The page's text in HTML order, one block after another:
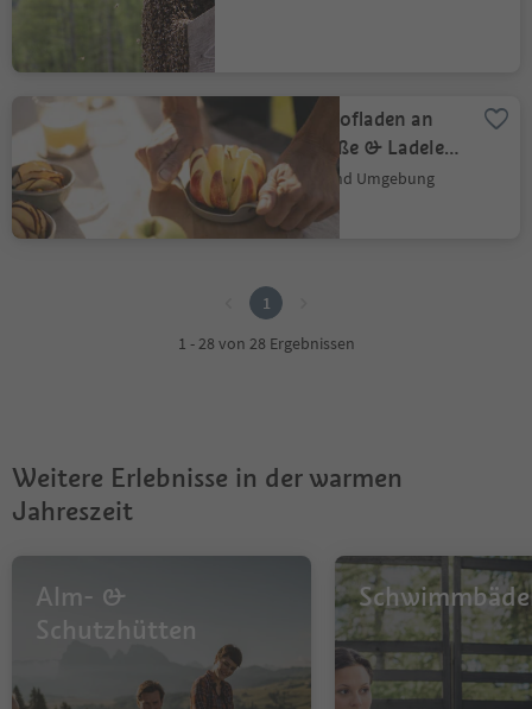
Klasenhof: Hofladen an
der Weinstraße & Ladele
am Hof
Nals, Meran und Umgebung
1
1 - 28 von 28 Ergebnissen
Weitere Erlebnisse in der warmen
Jahreszeit
Alm- &
Schutzhütten